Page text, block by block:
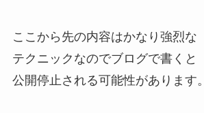
ここから先の内容はかなり強烈な
テクニックなのでブログで書くと
公開停止される可能性があります。